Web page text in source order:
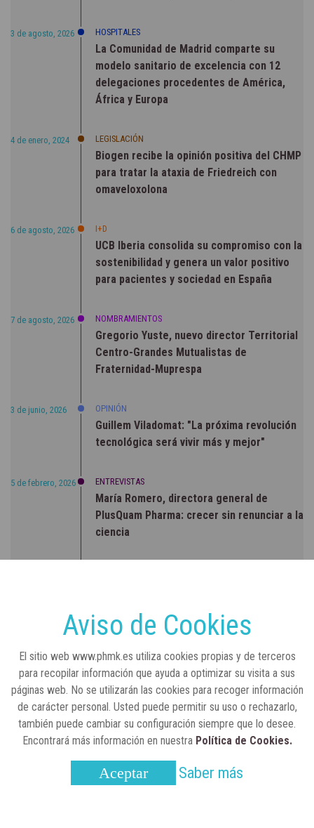
3 de agosto, 2026 HOSPITALES
La Comunidad de Madrid comparte su
modelo sanitario de excelencia con 12
delegaciones procedentes de América,
África y Europa
4 de enero, 2024 LEGISLACIÓN
Biogen recibe la opinión positiva del CHMP
para tratar la ataxia de Friedreich con
omaveloxolona
6 de agosto, 2026 I+D
UCB Iberia consolida su compromiso con la
sostenibilidad y genera un valor positivo
para pacientes y sociedad en España
7 de agosto, 2026 NOMBRAMIENTOS
Gregorio Yuste, nuevo director Territorial
Centro-Grandes Mutualistas de
Fraternidad-Muprespa
3 de junio, 2026 OPINIÓN
Guillem Viladomat: "La próxima revolución
tecnológica será vivir más y mejor"
5 de febrero, 2026 ENTREVISTAS
María Romero, directora general de
PlusQuam Pharma: crecer sin renunciar a la
ciencia
Lilly impulsa "Razones de Peso" para
visibilizar la obesidad
25 de marzo, 2023 ENTRE BASTIDORES
Real Academia Nacional de Farmacia: un
la sociedad actual
Aviso de Cookies
El sitio web www.phmk.es utiliza cookies propias y de terceros
para recopilar información que ayuda a optimizar su visita a sus
páginas web. No se utilizarán las cookies para recoger información
de carácter personal. Usted puede permitir su uso o rechazarlo,
también puede cambiar su configuración siempre que lo desee.
Encontrará más información en nuestra Política de Cookies.
Aceptar Saber más